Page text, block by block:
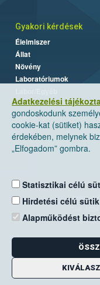
Adatkezelési
gondoskodunk
cookie-kat (sütiket)
érdekében, melynek
„Elfogadom” gombra.
Statisztikai célú
Hirdetési célú sütik
Alapműködést
Gyakori kérdések
Élelmiszer
Állat
Növény
Laboratóriumok
Nemzeti
E-mail: